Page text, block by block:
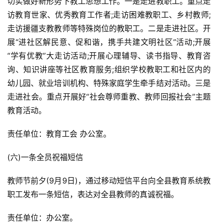
访教育世家、优秀教育工作者;走访困难教职工、乡村教师;
走访援疆支教教师等特殊岗位的教职工。二是走进社区。开
展“进社区解民意、促和谐，携手共建文明社区”活动;开展
“学有优教”大走访活动;开展心理辅导、读书指导、教育咨
询、知识讲座等社区教育服务;组织学校教职工和社区内的
幼儿园、就业培训机构、特殊家庭学生牵手结对活动。三是
走进社会。重点开展好“社会尊师重教、教师回报社会”主题
教育活动。
责任单位：教育工会 办公室。
(六)一条全员祝福短信
教师节前夕(9月9日)，通过移动短信平台向全县教育系统教
职工发布一条短信，表达对全县教师的真诚祝福。
责任单位：办公室。